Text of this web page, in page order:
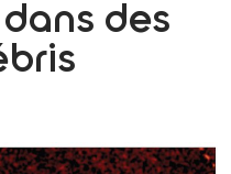
des